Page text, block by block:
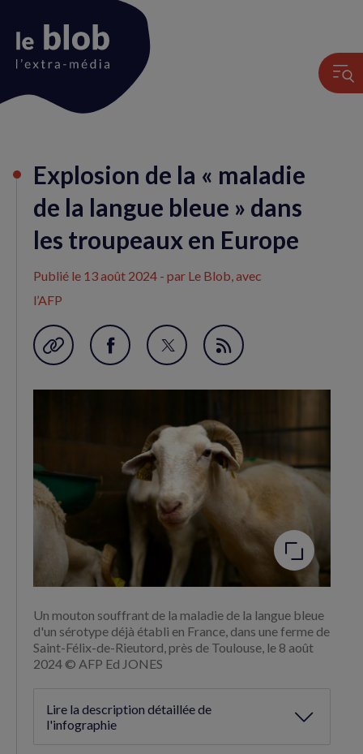
du
Explosion de la « maladie
de la langue bleue » dans
les troupeaux en Europe
Publié le 13 août 2024 - par Le Blob, avec
l’AFP
Garder en favori
Partager
(nouvelle
fenêtre)
Partager
(nouvelle
fenêtre)
Flux
Agrandir
l'image
Un mouton souffrant de la maladie de la langue bleue
d'un sérotype déjà établi en France, dans une ferme de
Saint-Félix-de-Rieutord, près de Toulouse, le 8 août
2024 © AFP Ed JONES
Lire la description détaillée de
l'infographie